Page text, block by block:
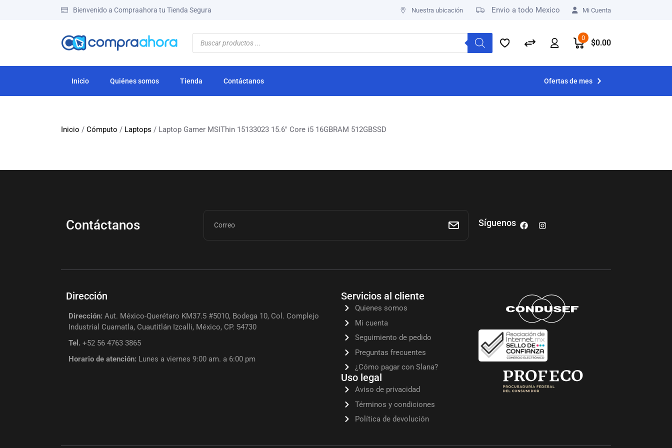
Bienvenido a Compraahora tu Tienda Segura Nuestra ubicación Envio a todo Mexico Mi Cuenta
0
$0.00
Inicio Quiénes somos Tienda Contáctanos Ofertas de mes
Inicio / Cómputo / Laptops / Laptop Gamer MSIThin 15133023 15.6″ Core i5 16GBRAM 512GBSSD
Contáctanos Síguenos
Dirección
Dirección: Aut. México-Querétaro KM37.5 #5010, Bodega 10, Col. Complejo
Industrial Cuamatla, Cuautitlán Izcalli, México, CP. 54730
Tel. +52 56 4763 3865
Horario de atención: Lunes a viernes 9:00 am. a 6:00 pm
Servicios al cliente
Quienes somos
Mi cuenta
Seguimiento de pedido
Preguntas frecuentes
¿Cómo pagar con Slana?
Uso legal
Aviso de privacidad
Términos y condiciones
Política de devolución